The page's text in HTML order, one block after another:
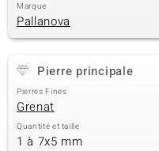
Marque
Pallanova
Pierre principale
Pierres Fines
Grenat
Quantité et taille
1 à 7x5 mm